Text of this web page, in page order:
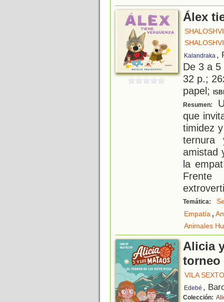
Álex
Kalandraka ,
De 3 a
32 p.;
papel;
Resumen:
que
timidez
ternura
amistad
la
Temática:
Empatía,
Animales
Alicia
torneo
VILA
Edebé ,
Colección: